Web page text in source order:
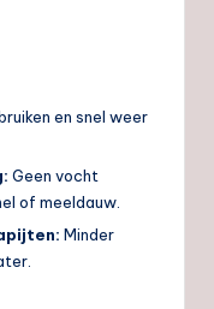
en snel weer
Geen vocht
of meeldauw.
Minder